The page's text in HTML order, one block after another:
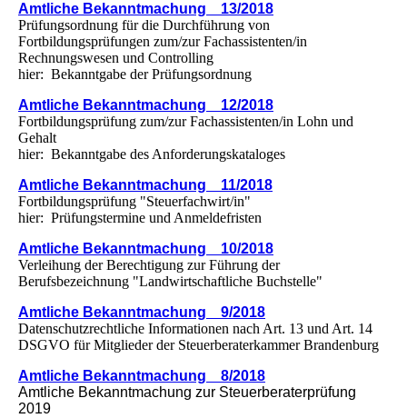
Amtliche Bekanntmachung 13/2018
Prüfungsordnung für die Durchführung von
Fortbildungsprüfungen zum/zur Fachassistenten/in
Rechnungswesen und Controlling
hier: Bekanntgabe der Prüfungsordnung
Amtliche Bekanntmachung 12/2018
Fortbildungsprüfung zum/zur Fachassistenten/in Lohn und
Gehalt
hier: Bekanntgabe des Anforderungskataloges
Amtliche Bekanntmachung 11/2018
Fortbildungsprüfung "Steuerfachwirt/in"
hier: Prüfungstermine und Anmeldefristen
Amtliche Bekanntmachung 10/2018
Verleihung der Berechtigung zur Führung der
Berufsbezeichnung "Landwirtschaftliche Buchstelle"
Amtliche Bekanntmachung 9/2018
Datenschutzrechtliche Informationen nach Art. 13 und Art. 14
DSGVO für Mitglieder der Steuerberaterkammer Brandenburg
Amtliche Bekanntmachung 8/2018
Amtliche Bekanntmachung zur Steuerberaterprüfung
2019